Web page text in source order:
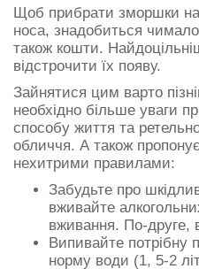
Щоб прибрати зморшки на
носа, знадобиться
також кошти.
відстрочити їх появу.
Зайнятися цим варто
необхідно більше уваги
способу життя та
обличчя. А також
нехитрими правилами:
Забудьте про
вживайте
вживання. По-друге,
Випивайте потрібну
норму води (1, 5-2